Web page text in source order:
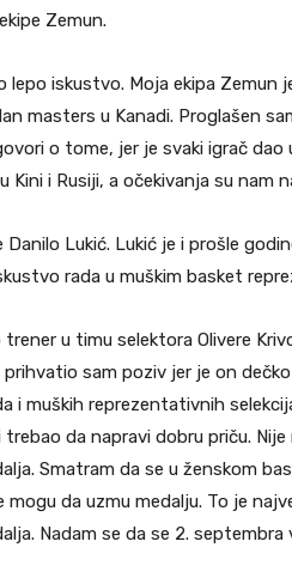
Zemun.
lepo iskustvo. Moja ekipa Zemun
masters u Kanadi. Proglašen
o tome, jer je svaki igrač dao
Kini i Rusiji, a očekivanja su nam
Danilo Lukić. Lukić je i prošle
rada u muškim basket
u timu selektora Olivere
sam poziv jer je on
i muških reprezentativnih
da napravi dobru priču.
Smatram da se u ženskom
mogu da uzmu medalju. To je
Nadam se da se 2. septembra